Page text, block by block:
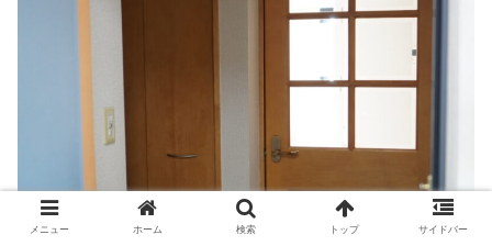
メニュー ホーム 検索 トップ サイドバー